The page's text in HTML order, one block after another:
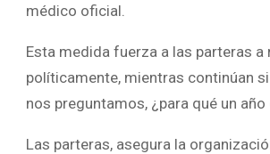
médico oficial.
Esta medida fuerza a las parteras
políticamente, mientras continúan
nos preguntamos, ¿para qué un
Las parteras, asegura la